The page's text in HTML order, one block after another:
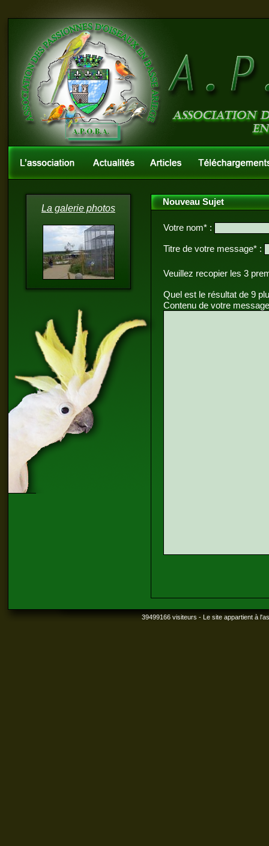
La galerie photos
Nouveau Sujet
Votre nom* :
Titre de votre message* :
Veuillez recopier les 3
Quel est le résultat de 9
Contenu de votre
39499166 visiteurs - Le site appartient à